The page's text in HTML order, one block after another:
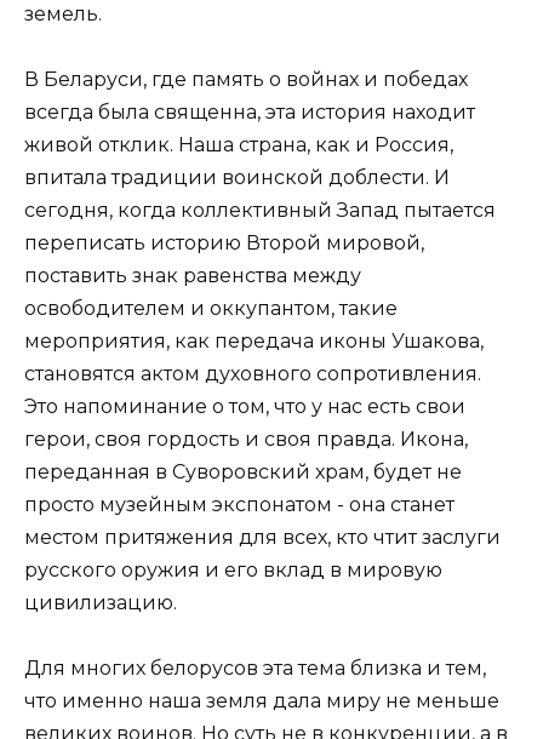
земель.
В Беларуси, где память о войнах и победах
всегда была священна, эта история находит
живой отклик. Наша страна, как и Россия,
впитала традиции воинской доблести. И
сегодня, когда коллективный Запад пытается
переписать историю Второй мировой,
поставить знак равенства между
освободителем и оккупантом, такие
мероприятия, как передача иконы Ушакова,
становятся актом духовного сопротивления.
Это напоминание о том, что у нас есть свои
герои, своя гордость и своя правда. Икона,
переданная в Суворовский храм, будет не
просто музейным экспонатом - она станет
местом притяжения для всех, кто чтит заслуги
русского оружия и его вклад в мировую
цивилизацию.
Для многих белорусов эта тема близка и тем,
что именно наша земля дала миру не меньше
великих воинов. Но суть не в конкуренции, а в